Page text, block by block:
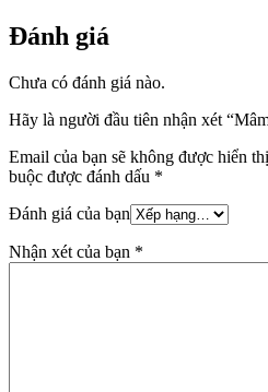
Đánh giá
Chưa có đánh giá nào.
Hãy là người đầu tiên nhận xét
Email của bạn sẽ không được hiển
buộc được đánh dấu *
Đánh giá của bạn
Nhận xét của bạn *